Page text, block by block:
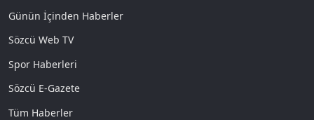
Günün İçinden Haberler
Sözcü Web TV
Spor Haberleri
Sözcü E-Gazete
Tüm Haberler